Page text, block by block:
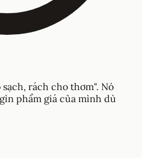
rách cho thơm". Nó
phẩm giá của mình dù